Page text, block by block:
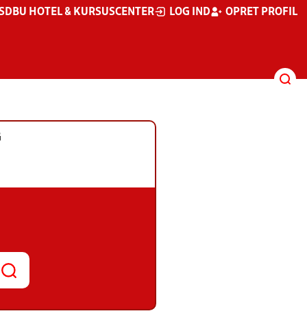
DBU HOTEL & KURSUSCENTER LOG IND OPRET PROFIL